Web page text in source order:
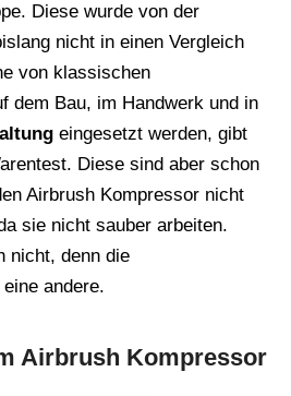
Diese wurde von der
nicht in einen Vergleich
von klassischen
dem Bau, im Handwerk und in
eingesetzt werden, gibt
Diese sind aber schon
Airbrush Kompressor nicht
sie nicht sauber arbeiten.
nicht, denn die
andere.
Airbrush Kompressor